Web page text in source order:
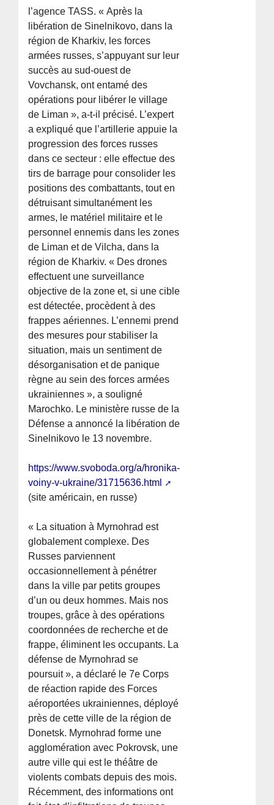
l’agence TASS. « Après la
libération de Sinelnikovo, dans la
région de Kharkiv, les forces
armées russes, s’appuyant sur leur
succès au sud-ouest de
Vovchansk, ont entamé des
opérations pour libérer le village
de Liman », a-t-il précisé. L’expert
a expliqué que l’artillerie appuie la
progression des forces russes
dans ce secteur : elle effectue des
tirs de barrage pour consolider les
positions des combattants, tout en
détruisant simultanément les
armes, le matériel militaire et le
personnel ennemis dans les zones
de Liman et de Vilcha, dans la
région de Kharkiv. « Des drones
effectuent une surveillance
objective de la zone et, si une cible
est détectée, procèdent à des
frappes aériennes. L’ennemi prend
des mesures pour stabiliser la
situation, mais un sentiment de
désorganisation et de panique
règne au sein des forces armées
ukrainiennes », a souligné
Marochko. Le ministère russe de la
Défense a annoncé la libération de
Sinelnikovo le 13 novembre.
https://www.svoboda.org/a/hronika-
voiny-v-ukraine/31715636.html
(site américain, en russe)
« La situation à Myrnohrad est
globalement complexe. Des
Russes parviennent
occasionnellement à pénétrer
dans la ville par petits groupes
d’un ou deux hommes. Mais nos
troupes, grâce à des opérations
coordonnées de recherche et de
frappe, éliminent les occupants. La
défense de Myrnohrad se
poursuit », a déclaré le 7e Corps
de réaction rapide des Forces
aéroportées ukrainiennes, déployé
près de cette ville de la région de
Donetsk. Myrnohrad forme une
agglomération avec Pokrovsk, une
autre ville qui est le théâtre de
violents combats depuis des mois.
Récemment, des informations ont